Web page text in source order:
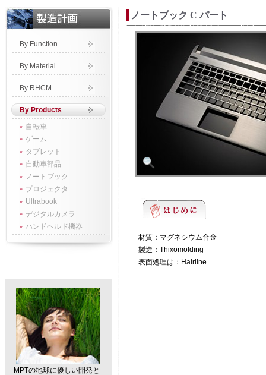
By Function
By Material
By RHCM
By Products
自転車
ゲーム
タブレット
自動車部品
ノートブック
プロジェクタ
Ultrabook
デジタルカメラ
ハンドヘルド機器
MPTの地球に優しい開発と
ノートブック C パート
材質：マグネシウム合金
製造：Thixomolding
表面処理は：Hairline